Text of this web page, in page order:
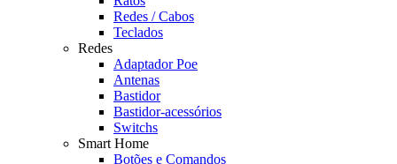
Redes / Cabos
Teclados
Redes
Adaptador Poe
Antenas
Bastidor
Bastidor-acessórios
Switchs
Smart Home
Botões e Comandos